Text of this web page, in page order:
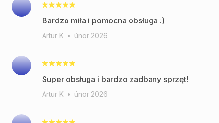
Bardzo miła i pomocna obsługa :)
Artur K • únor 2026
Super obsługa i bardzo zadbany sprzęt!
Artur K • únor 2026